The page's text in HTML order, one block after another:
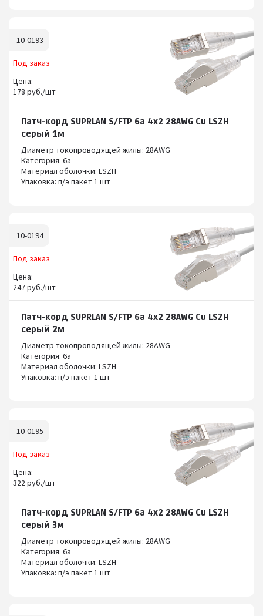
Патч-корд SUPRLAN S/FTP 6a 4x2 28AWG Cu LSZH
серый 1м
Диаметр токопроводящей жилы: 28AWG
Категория: 6а
Материал оболочки: LSZH
Упаковка: п/э пакет 1 шт
Цена:
178 руб./шт
Под заказ
10-0193
Патч-корд SUPRLAN S/FTP 6a 4x2 28AWG Cu LSZH
серый 2м
Диаметр токопроводящей жилы: 28AWG
Категория: 6а
Материал оболочки: LSZH
Упаковка: п/э пакет 1 шт
Цена:
247 руб./шт
Под заказ
10-0194
Патч-корд SUPRLAN S/FTP 6a 4x2 28AWG Cu LSZH
серый 3м
Диаметр токопроводящей жилы: 28AWG
Категория: 6а
Материал оболочки: LSZH
Упаковка: п/э пакет 1 шт
Цена:
322 руб./шт
Под заказ
10-0195